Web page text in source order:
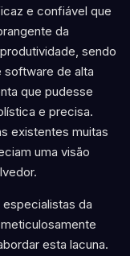
e confiável que
da
sendo
software de alta
que pudesse
e precisa.
existentes muitas
uma visão
da
esta lacuna.